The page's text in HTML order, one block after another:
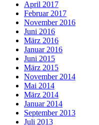
April 2017
Februar 2017
November 2016
Juni 2016
März 2016
Januar 2016
Juni 2015
März 2015
November 2014
Mai 2014
März 2014
Januar 2014
September 2013
Juli 2013